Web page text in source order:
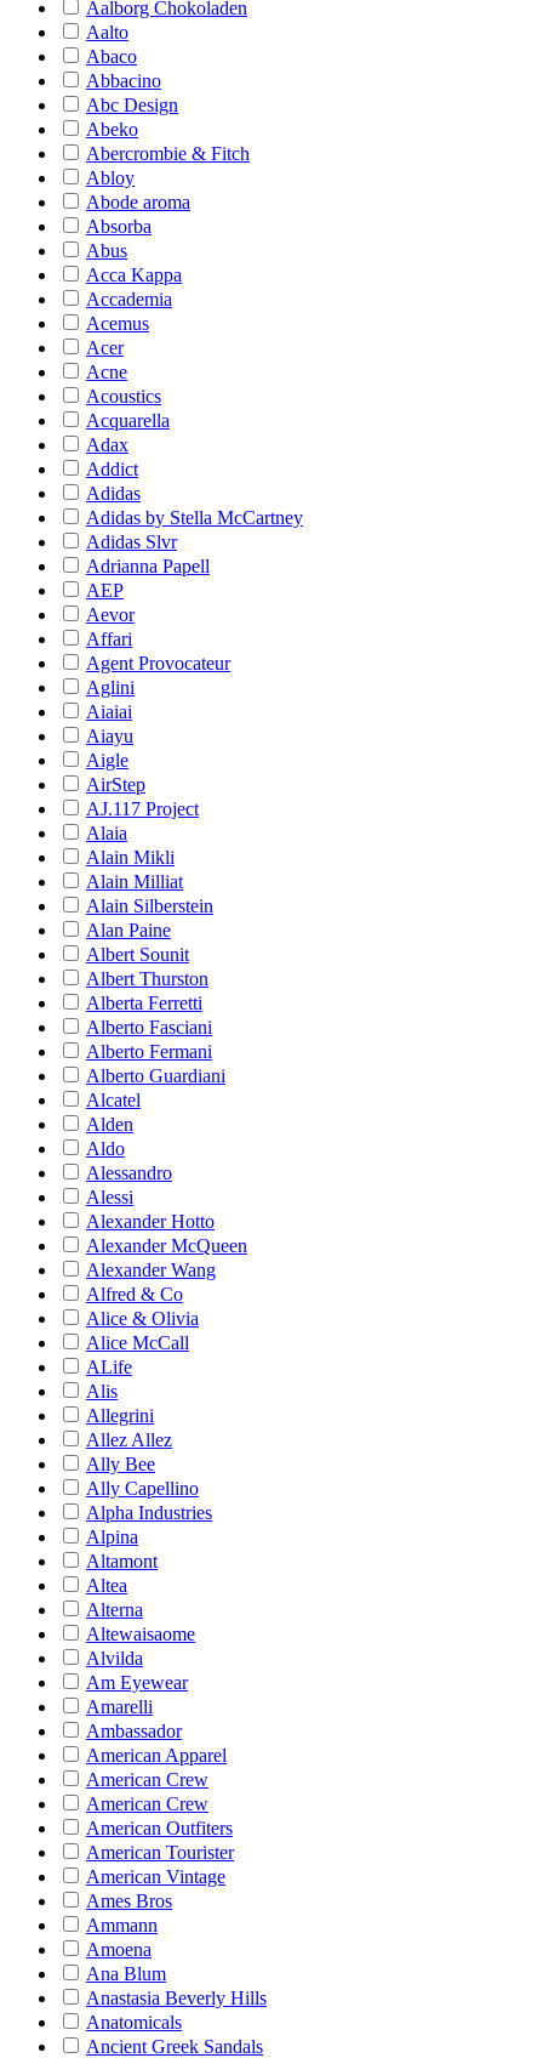
Aalborg Chokoladen
Aalto
Abaco
Abbacino
Abc Design
Abeko
Abercrombie & Fitch
Abloy
Abode aroma
Absorba
Abus
Acca Kappa
Accademia
Acemus
Acer
Acne
Acoustics
Acquarella
Adax
Addict
Adidas
Adidas by Stella McCartney
Adidas Slvr
Adrianna Papell
AEP
Aevor
Affari
Agent Provocateur
Aglini
Aiaiai
Aiayu
Aigle
AirStep
AJ.117 Project
Alaia
Alain Mikli
Alain Milliat
Alain Silberstein
Alan Paine
Albert Sounit
Albert Thurston
Alberta Ferretti
Alberto Fasciani
Alberto Fermani
Alberto Guardiani
Alcatel
Alden
Aldo
Alessandro
Alessi
Alexander Hotto
Alexander McQueen
Alexander Wang
Alfred & Co
Alice & Olivia
Alice McCall
ALife
Alis
Allegrini
Allez Allez
Ally Bee
Ally Capellino
Alpha Industries
Alpina
Altamont
Altea
Alterna
Altewaisaome
Alvilda
Am Eyewear
Amarelli
Ambassador
American Apparel
American Crew
American Crew
American Outfiters
American Tourister
American Vintage
Ames Bros
Ammann
Amoena
Ana Blum
Anastasia Beverly Hills
Anatomicals
Ancient Greek Sandals